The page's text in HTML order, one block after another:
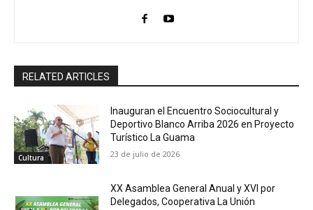
RELATED ARTICLES
Cultura
Inauguran el Encuentro Sociocultural y
Deportivo Blanco Arriba 2026 en Proyecto
Turístico La Guama
23 de julio de 2026
XX Asamblea General Anual y XVI por
Delegados, Cooperativa La Unión